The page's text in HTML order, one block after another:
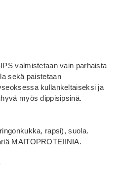
valmistetaan vain parhaista
sekä paistetaan
kullankeltaiseksi ja
myös dippisipsinä.
rapsi), suola.
MAITOPROTEIINIA.